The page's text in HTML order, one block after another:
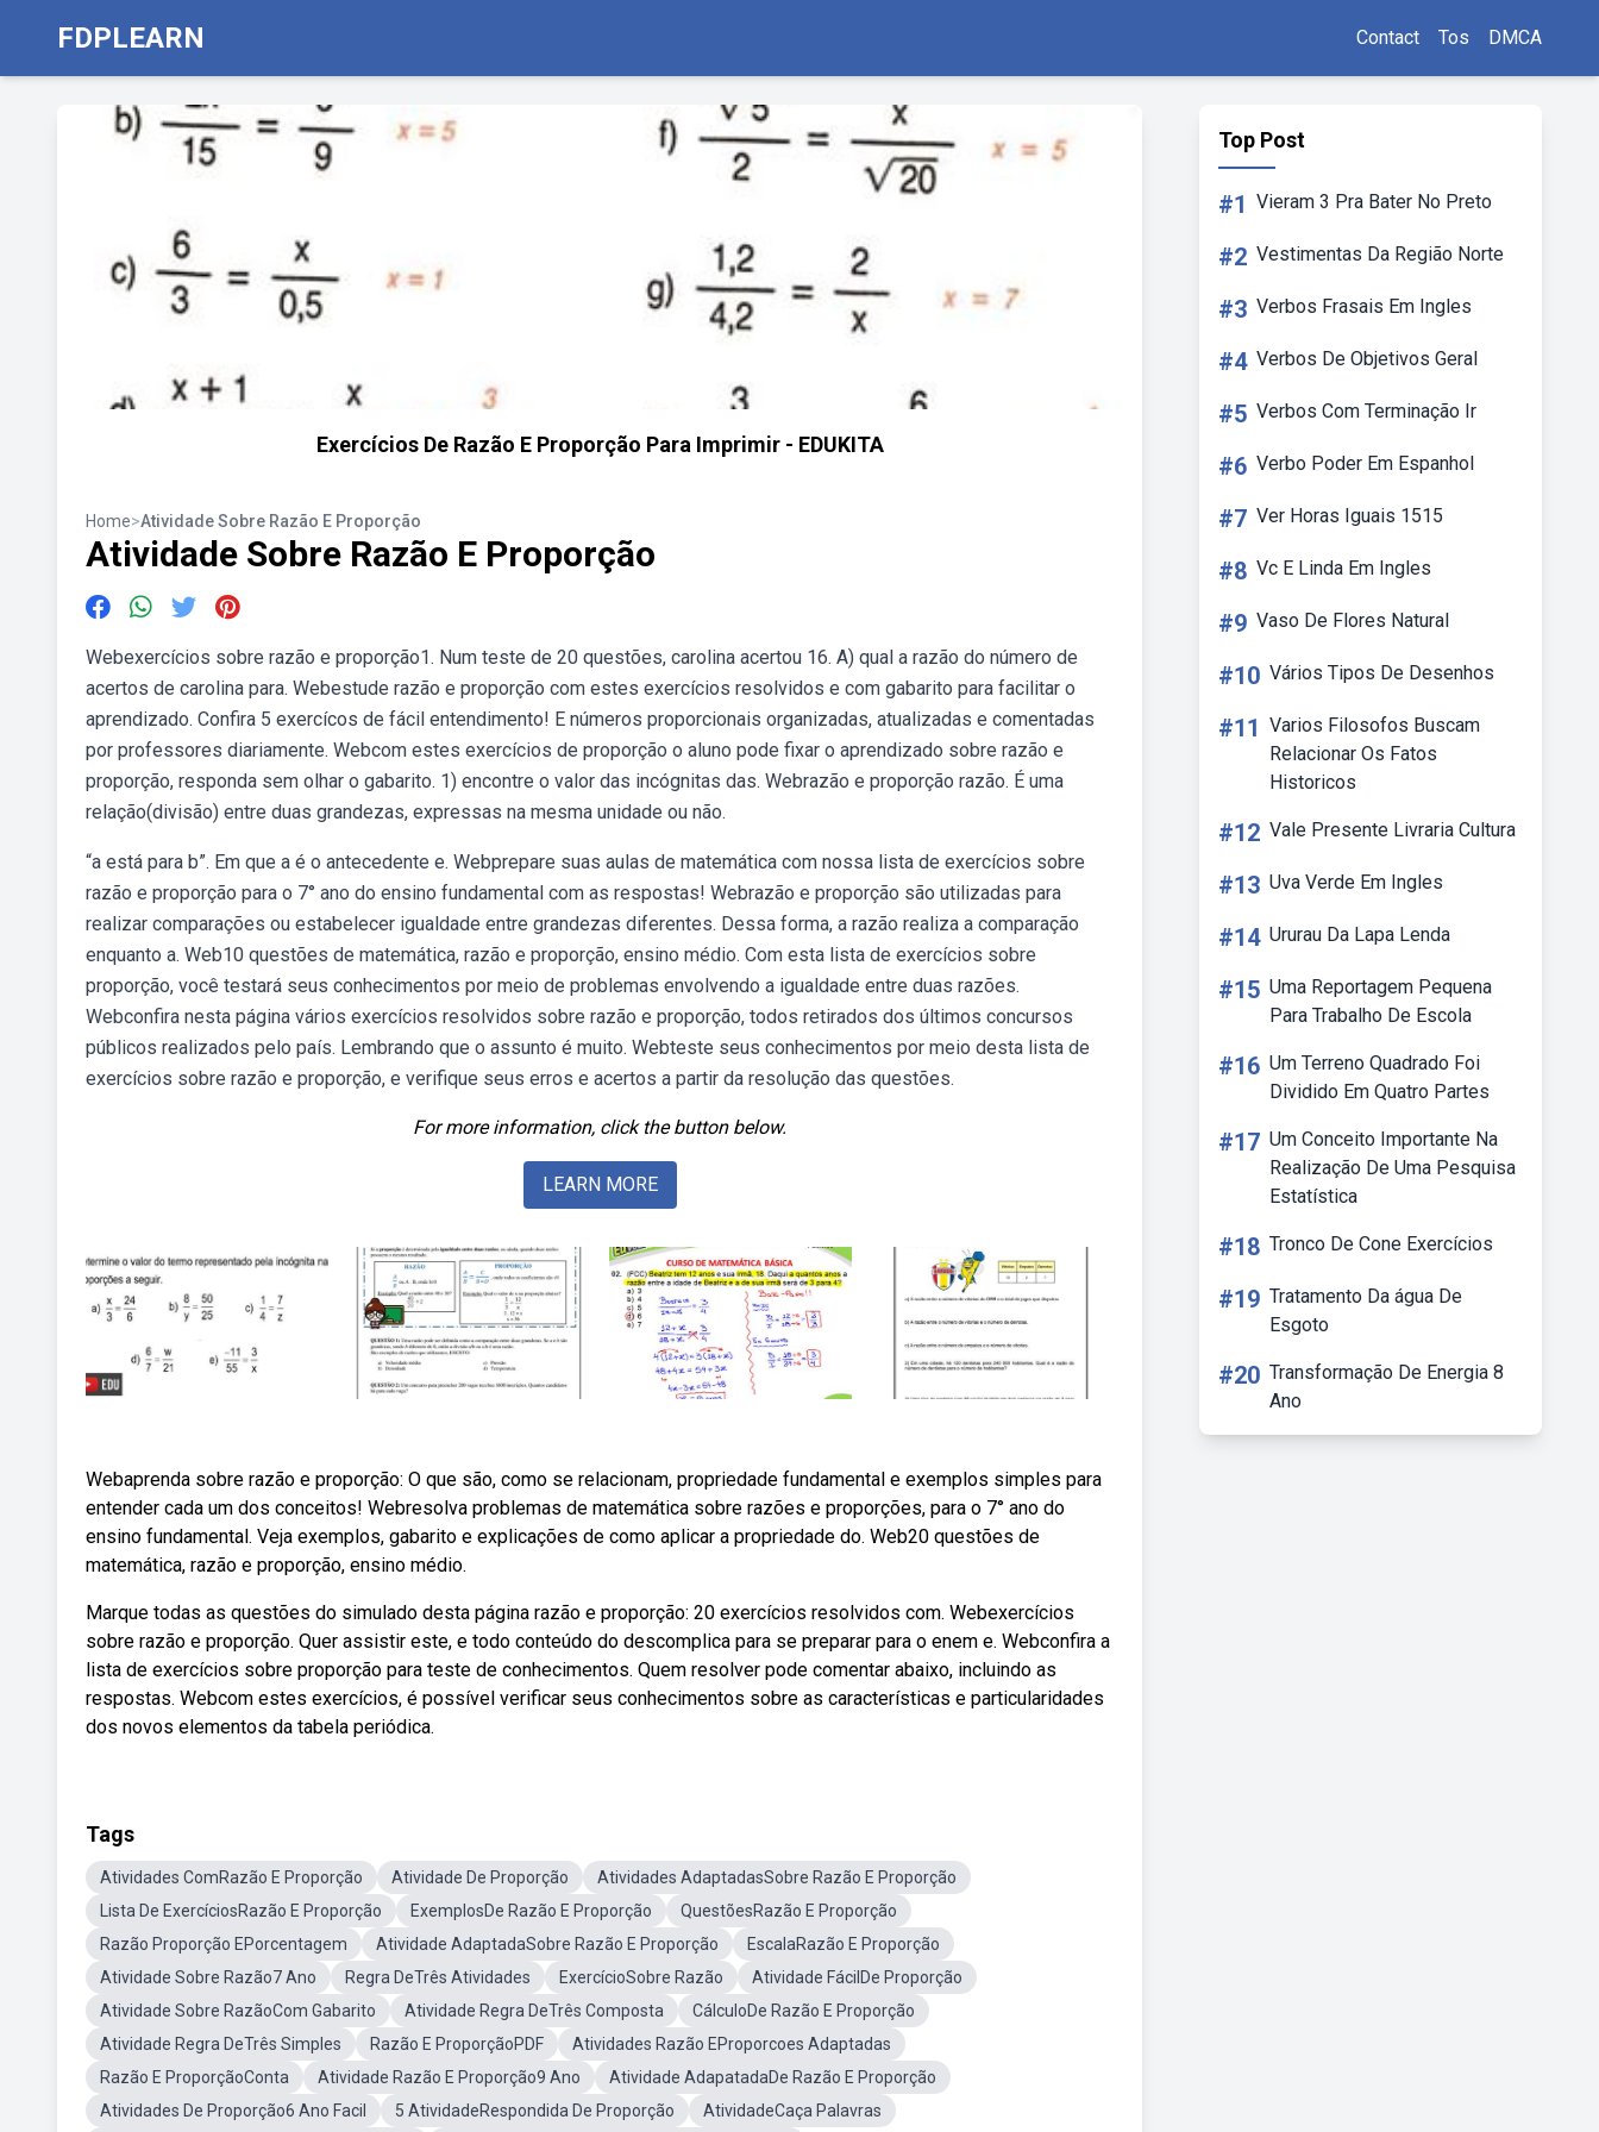
FDPLEARN Contact Tos DMCA
Exercícios De Razão E Proporção Para Imprimir - EDUKITA
Home>Atividade Sobre Razão E Proporção
Atividade Sobre Razão E Proporção
Webexercícios sobre razão e proporção1. Num teste de 20 questões, carolina acertou 16. A) qual a razão do número de
acertos de carolina para. Webestude razão e proporção com estes exercícios resolvidos e com gabarito para facilitar o
aprendizado. Confira 5 exercícos de fácil entendimento! E números proporcionais organizadas, atualizadas e comentadas
por professores diariamente. Webcom estes exercícios de proporção o aluno pode fixar o aprendizado sobre razão e
proporção, responda sem olhar o gabarito. 1) encontre o valor das incógnitas das. Webrazão e proporção razão. É uma
relação(divisão) entre duas grandezas, expressas na mesma unidade ou não.
“a está para b”. Em que a é o antecedente e. Webprepare suas aulas de matemática com nossa lista de exercícios sobre
razão e proporção para o 7° ano do ensino fundamental com as respostas! Webrazão e proporção são utilizadas para
realizar comparações ou estabelecer igualdade entre grandezas diferentes. Dessa forma, a razão realiza a comparação
enquanto a. Web10 questões de matemática, razão e proporção, ensino médio. Com esta lista de exercícios sobre
proporção, você testará seus conhecimentos por meio de problemas envolvendo a igualdade entre duas razões.
Webconfira nesta página vários exercícios resolvidos sobre razão e proporção, todos retirados dos últimos concursos
públicos realizados pelo país. Lembrando que o assunto é muito. Webteste seus conhecimentos por meio desta lista de
exercícios sobre razão e proporção, e verifique seus erros e acertos a partir da resolução das questões.
For more information, click the button below.
LEARN MORE
Webaprenda sobre razão e proporção: O que são, como se relacionam, propriedade fundamental e exemplos simples para
entender cada um dos conceitos! Webresolva problemas de matemática sobre razões e proporções, para o 7° ano do
ensino fundamental. Veja exemplos, gabarito e explicações de como aplicar a propriedade do. Web20 questões de
matemática, razão e proporção, ensino médio.
Marque todas as questões do simulado desta página razão e proporção: 20 exercícios resolvidos com. Webexercícios
sobre razão e proporção. Quer assistir este, e todo conteúdo do descomplica para se preparar para o enem e. Webconfira a
lista de exercícios sobre proporção para teste de conhecimentos. Quem resolver pode comentar abaixo, incluindo as
respostas. Webcom estes exercícios, é possível verificar seus conhecimentos sobre as características e particularidades
dos novos elementos da tabela periódica.
Tags
Atividades ComRazão E Proporção Atividade De Proporção
Atividades AdaptadasSobre Razão E Proporção
Lista De ExercíciosRazão E Proporção
ExemplosDe Razão E Proporção
QuestõesRazão E Proporção
Razão Proporção EPorcentagem
Atividade AdaptadaSobre Razão E Proporção
EscalaRazão E Proporção
Atividade Sobre Razão7 Ano
Regra DeTrês Atividades ExercícioSobre Razão
Atividade FácilDe Proporção
Atividade Sobre RazãoCom Gabarito
Atividade Regra DeTrês Composta
CálculoDe Razão E Proporção
Atividade Regra DeTrês Simples
Razão E ProporçãoPDF
Atividades Razão EProporcoes Adaptadas
Razão E ProporçãoConta
Atividade Razão E Proporção9 Ano
Atividade AdapatadaDe Razão E Proporção
Atividades De Proporção6 Ano Facil
5 AtividadeRespondida De Proporção
AtividadeCaça Palavras
Top Post
#1 Vieram 3 Pra Bater No Preto
#2 Vestimentas Da Região Norte
#3 Verbos Frasais Em Ingles
#4 Verbos De Objetivos Geral
#5 Verbos Com Terminação Ir
#6 Verbo Poder Em Espanhol
#7 Ver Horas Iguais 1515
#8 Vc E Linda Em Ingles
#9 Vaso De Flores Natural
#10 Vários Tipos De Desenhos
#11 Varios Filosofos Buscam
Relacionar Os Fatos
Historicos
#12 Vale Presente Livraria Cultura
#13 Uva Verde Em Ingles
#14 Ururau Da Lapa Lenda
#15 Uma Reportagem Pequena
Para Trabalho De Escola
#16 Um Terreno Quadrado Foi
Dividido Em Quatro Partes
#17 Um Conceito Importante Na
Realização De Uma Pesquisa
Estatística
#18 Tronco De Cone Exercícios
#19 Tratamento Da água De
Esgoto
#20 Transformação De Energia 8
Ano